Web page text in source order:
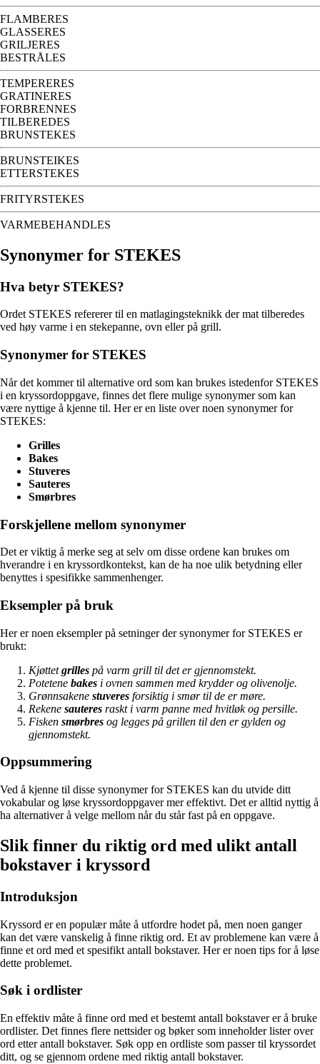
FLAMBERES
GLASSERES
GRILJERES
BESTRÅLES
TEMPERERES
GRATINERES
FORBRENNES
TILBEREDES
BRUNSTEKES
BRUNSTEIKES
ETTERSTEKES
FRITYRSTEKES
VARMEBEHANDLES
Synonymer for STEKES
Hva betyr STEKES?
Ordet STEKES refererer til en matlagingsteknikk der mat tilberedes
ved høy varme i en stekepanne, ovn eller på grill.
Synonymer for STEKES
Når det kommer til alternative ord som kan brukes istedenfor STEKES
i en kryssordoppgave, finnes det flere mulige synonymer som kan
være nyttige å kjenne til. Her er en liste over noen synonymer for
STEKES:
Grilles
Bakes
Stuveres
Sauteres
Smørbres
Forskjellene mellom synonymer
Det er viktig å merke seg at selv om disse ordene kan brukes om
hverandre i en kryssordkontekst, kan de ha noe ulik betydning eller
benyttes i spesifikke sammenhenger.
Eksempler på bruk
Her er noen eksempler på setninger der synonymer for STEKES er
brukt:
Kjøttetgrilles på varm grill til det er gjennomstekt.
Potetene bakes i ovnen sammen med krydder og olivenolje.
Grønnsakene stuveres forsiktig i smør til de er møre.
Rekene sauteres raskt i varm panne med hvitløk og persille.
Fisken smørbres og legges på grillen til den er gylden og
gjennomstekt.
Oppsummering
Ved å kjenne til disse synonymer for STEKES kan du utvide ditt
vokabular og løse kryssordoppgaver mer effektivt. Det er alltid nyttig å
ha alternativer å velge mellom når du står fast på en oppgave.
Slik finner du riktig ord med ulikt antall
bokstaver i kryssord
Introduksjon
Kryssord er en populær måte å utfordre hodet på, men noen ganger
kan det være vanskelig å finne riktig ord. Et av problemene kan være å
finne et ord med et spesifikt antall bokstaver. Her er noen tips for å løse
dette problemet.
Søk i ordlister
En effektiv måte å finne ord med et bestemt antall bokstaver er å bruke
ordlister. Det finnes flere nettsider og bøker som inneholder lister over
ord etter antall bokstaver. Søk opp en ordliste som passer til kryssordet
ditt, og se gjennom ordene med riktig antall bokstaver.